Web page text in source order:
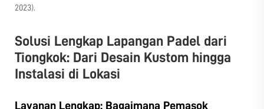
2023).
Solusi Lengkap Lapangan Padel dari
Tiongkok: Dari Desain Kustom hingga
Instalasi di Lokasi
Layanan Lengkap: Bagaimana Pemasok